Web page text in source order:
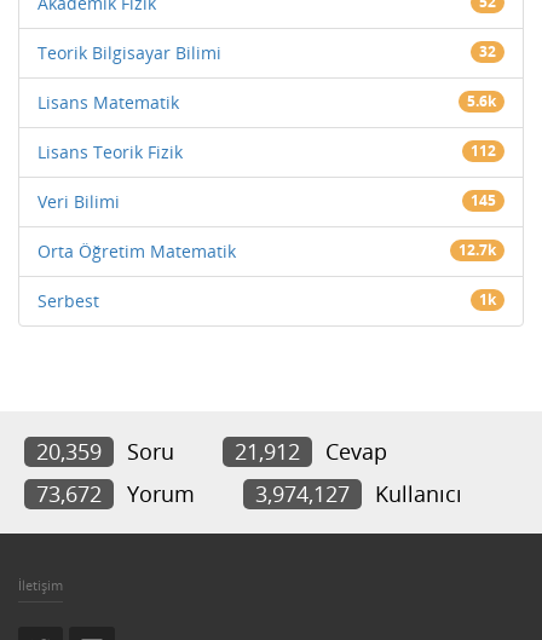
Teorik Bilgisayar Bilimi 32
Lisans Matematik 5.6k
Lisans Teorik Fizik 112
Veri Bilimi 145
Orta Öğretim Matematik 12.7k
Serbest 1k
20,359 Soru 21,912
Cevap
73,672
Yorum 3,974,127 Kullanıcı
İletişim